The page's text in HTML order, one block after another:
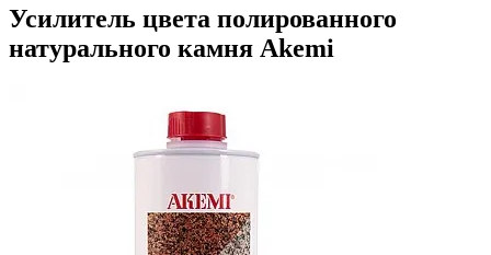
Усилитель цвета полированного
натурального камня Akemi